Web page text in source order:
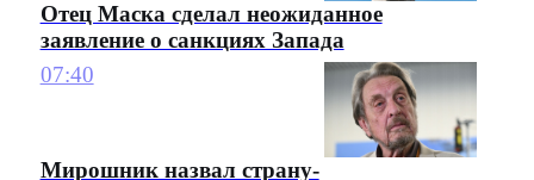
Отец Маска сделал неожиданное
заявление о санкциях Запада
07:40
Мирошник назвал страну-